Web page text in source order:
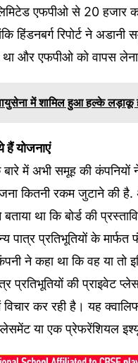
एफपीओ से 20 हजार
हिंडनबर्ग रिपोर्ट ने अडानी
था और एफपीओ को वापस
में शामिल हुआ हल्के लड़ाकू
योजनाएं
में अभी समूह की कंपनियों
कितनी रकम जुटाने की है.
था कि बोर्ड की
पात्र प्रतिभूतियों के
ने कहा था कि वह या तो
प्रतिभूतियों की प्राइवेट
कर रही है। यह
या एक प्रेफरेंशियल